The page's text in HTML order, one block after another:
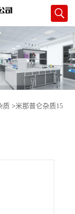
质 >米那普仑杂质15